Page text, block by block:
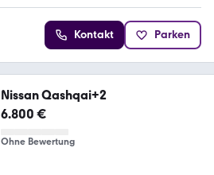
Kontakt Parken
Nissan Qashqai+2
6.800 €
Ohne Bewertung